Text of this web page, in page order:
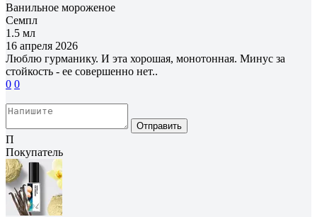
Ванильное мороженое
Семпл
1.5 мл
16 апреля 2026
Люблю гурманику. И эта хорошая, монотонная. Минус за
стойкость - ее совершенно нет..
0 0
Отправить
П
Покупатель